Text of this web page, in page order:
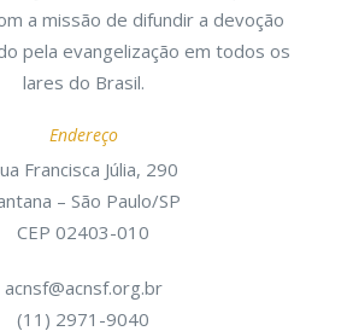
a missão de difundir a devoção
pela evangelização em todos os
lares do Brasil.
Endereço
Francisca Júlia, 290
– São Paulo/SP
CEP 02403-010
acnsf@acnsf.org.br
(11) 2971-9040